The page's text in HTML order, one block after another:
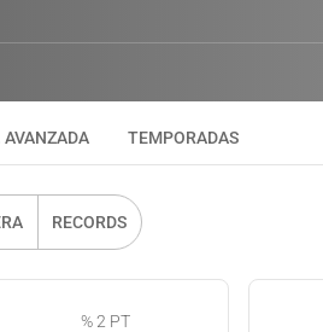
AVANZADA TEMPORADAS
RECORDS
% 2 PT